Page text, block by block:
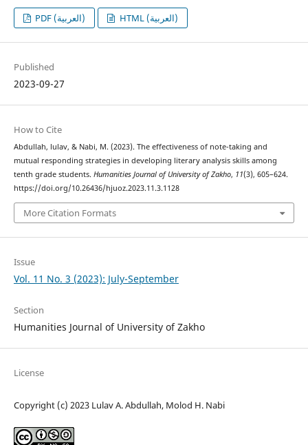
PDF (العربية) HTML (العربية)
Published
2023-09-27
How to Cite
Abdullah, lulav, & Nabi, M. (2023). The effectiveness of note-taking and
mutual responding strategies in developing literary analysis skills among
tenth grade students. Humanities Journal of University of Zakho, 11(3), 605–624.
https://doi.org/10.26436/hjuoz.2023.11.3.1128
More Citation Formats
Issue
Vol. 11 No. 3 (2023): July-September
Section
Humanities Journal of University of Zakho
License
Copyright (c) 2023 Lulav A. Abdullah, Molod H. Nabi